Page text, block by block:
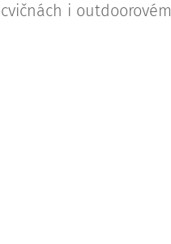
i outdoorovém